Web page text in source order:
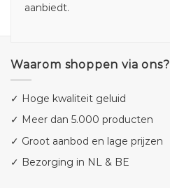
aanbiedt.
Waarom shoppen via ons?
✓ Hoge kwaliteit geluid
✓ Meer dan 5.000 producten
✓ Groot aanbod en lage prijzen
✓ Bezorging in NL & BE